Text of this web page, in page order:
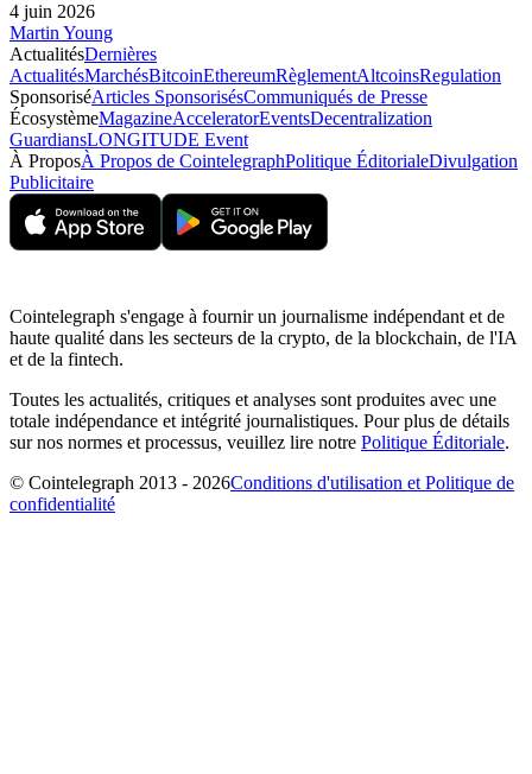
4 juin 2026
Martin Young
ActualitésDernières
ActualitésMarchésBitcoinEthereumRèglementAltcoinsRegulation
SponsoriséArticles SponsorisésCommuniqués de Presse
ÉcosystèmeMagazineAcceleratorEventsDecentralization
GuardiansLONGITUDE Event
À ProposÀ Propos de CointelegraphPolitique ÉditorialeDivulgation
Publicitaire
Cointelegraph s'engage à fournir un journalisme indépendant et de
haute qualité dans les secteurs de la crypto, de la blockchain, de l'IA
et de la fintech.
Toutes les actualités, critiques et analyses sont produites avec une
totale indépendance et intégrité journalistiques. Pour plus de détails
sur nos normes et processus, veuillez lire notre Politique Éditoriale.
© Cointelegraph 2013 - 2026Conditions d'utilisation et Politique de
confidentialité